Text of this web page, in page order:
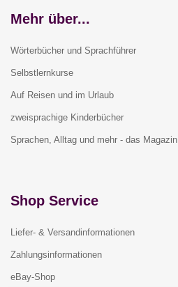
Mehr über...
Wörterbücher und Sprachführer
Selbstlernkurse
Auf Reisen und im Urlaub
zweisprachige Kinderbücher
Sprachen, Alltag und mehr - das Magazin
Shop Service
Liefer- & Versandinformationen
Zahlungsinformationen
eBay-Shop